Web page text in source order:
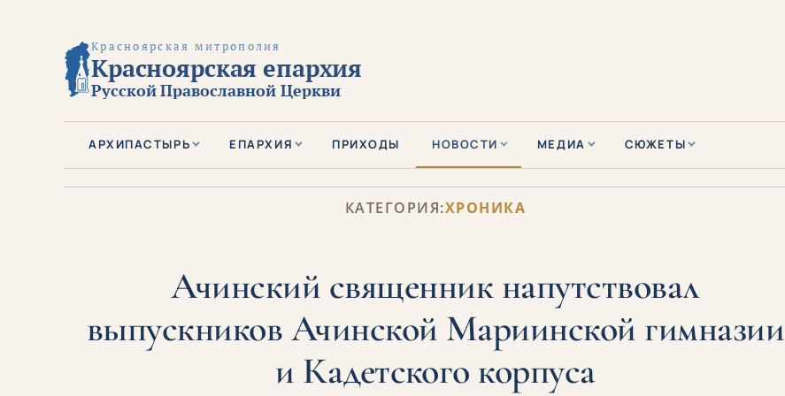
Красноярская митрополия
Красноярская епархия
Русской Православной Церкви
АРХИПАСТЫРЬ ЕПАРХИЯ ПРИХОДЫ НОВОСТИ МЕДИА СЮЖЕТЫ
КАТЕГОРИЯ:ХРОНИКА
Ачинский священник напутствовал
выпускников Ачинской Мариинской гимназии
и Кадетского корпуса